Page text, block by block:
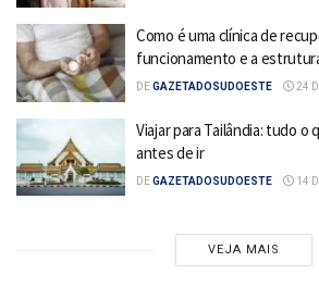
Como é uma clínica de
funcionamento e a
DEGAZETADOSUDOESTE 24
Viajar para Tailândia: tudo o
antes de ir
DEGAZETADOSUDOESTE 14
VEJA MAIS